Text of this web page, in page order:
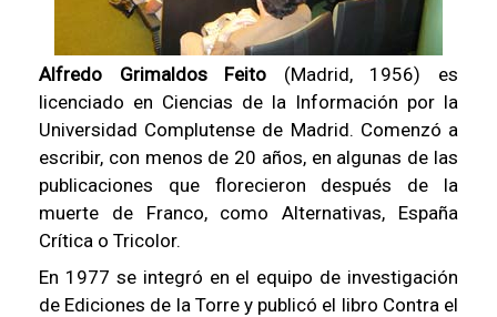
Alfredo Grimaldos Feito (Madrid, 1956) es
licenciado en Ciencias de la Información por la
Universidad Complutense de Madrid. Comenzó a
escribir, con menos de 20 años, en algunas de las
publicaciones que florecieron después de la
muerte de Franco, como Alternativas, España
Crítica o Tricolor.
En 1977 se integró en el equipo de investigación
de Ediciones de la Torre y publicó el libro Contra el